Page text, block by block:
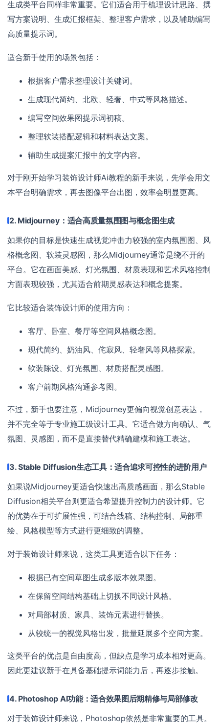
生成类平台同样非常重要。它们适合用于梳理设计思路、撰
写方案说明、生成汇报框架、整理客户需求，以及辅助编写
高质量提示词。
适合新手使用的场景包括：
根据客户需求整理设计关键词。
生成现代简约、北欧、轻奢、中式等风格描述。
编写空间效果图提示词初稿。
整理软装搭配逻辑和材料表达文案。
辅助生成提案汇报中的文字内容。
对于刚开始学习装饰设计师Ai教程的新手来说，先学会用文
本平台明确需求，再去图像平台出图，效率会明显更高。
2. Midjourney：适合高质量氛围图与概念图生成
如果你的目标是快速生成视觉冲击力较强的室内氛围图、风
格概念图、软装灵感图，那么Midjourney通常是绕不开的
平台。它在画面美感、灯光氛围、材质表现和艺术风格控制
方面表现较强，尤其适合前期灵感表达和概念提案。
它比较适合装饰设计师的使用方向：
客厅、卧室、餐厅等空间风格概念图。
现代简约、奶油风、侘寂风、轻奢风等风格探索。
软装陈设、灯光氛围、材质搭配灵感图。
客户前期风格沟通参考图。
不过，新手也要注意，Midjourney更偏向视觉创意表达，
并不完全等于专业施工级设计工具。它适合做方向确认、气
氛图、灵感图，而不是直接替代精确建模和施工表达。
3. Stable Diffusion生态工具：适合追求可控性的进阶用户
如果说Midjourney更适合快速出高质感画面，那么Stable
Diffusion相关平台则更适合希望提升控制力的设计师。它
的优势在于可扩展性强，可结合线稿、结构控制、局部重
绘、风格模型等方式进行更细致的调整。
对于装饰设计师来说，这类工具更适合以下任务：
根据已有空间草图生成多版本效果图。
在保留空间结构基础上切换不同设计风格。
对局部材质、家具、装饰元素进行替换。
从较统一的视觉风格出发，批量延展多个空间方案。
这类平台的优点是自由度高，但缺点是学习成本相对更高。
因此更建议新手在具备基础提示词能力后，再逐步接触。
4. Photoshop AI功能：适合效果图后期精修与局部修改
对于装饰设计师来说，Photoshop依然是非常重要的工具。